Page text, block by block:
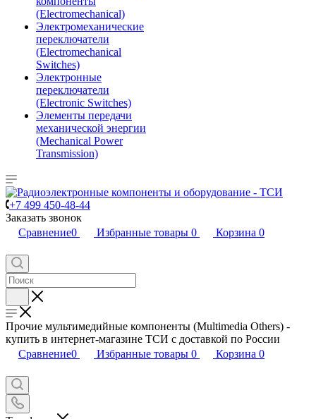
(Electromechanical)
Электромеханические
переключатели
(Electromechanical
Switches)
Электронные
переключатели
(Electronic Switches)
Элементы передачи
механической энергии
(Mechanical Power
Transmission)
+7 499 450-48-44
Заказать звонок
Сравнение0 Избранные товары 0 Корзина 0
Прочие мультимедийные компоненты (Multimedia Others) -
купить в интернет-магазине ТСИ с доставкой по России
Сравнение0 Избранные товары 0 Корзина 0